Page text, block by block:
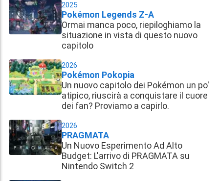
2025
Pokémon Legends Z-A
Ormai manca poco, riepiloghiamo la
situazione in vista di questo nuovo
capitolo
2026
Pokémon Pokopia
Un nuovo capitolo dei Pokémon un po'
atipico, riuscirà a conquistare il cuore
dei fan? Proviamo a capirlo.
2026
PRAGMATA
Un Nuovo Esperimento Ad Alto
Budget: L'arrivo di PRAGMATA su
Nintendo Switch 2